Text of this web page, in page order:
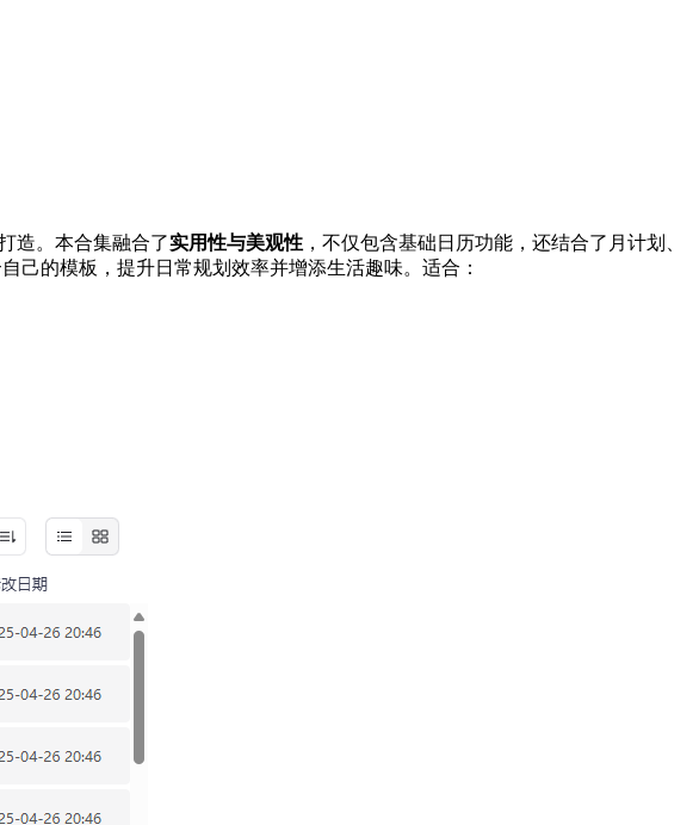
造。本合集融合了实用性与美观性 ，不仅包含基础日历功能，还结合了月计划、
己的模板，提升日常规划效率并增添生活趣味。适合：